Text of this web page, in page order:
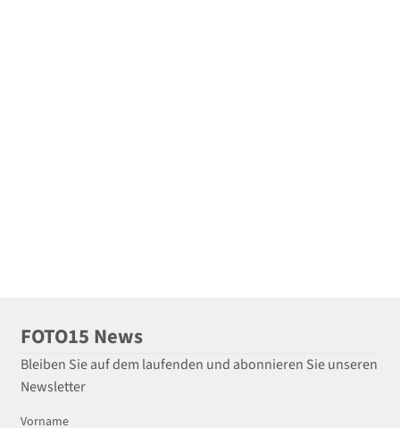
FOTO15 News
Bleiben Sie auf dem laufenden und abonnieren Sie unseren
Newsletter
Vorname